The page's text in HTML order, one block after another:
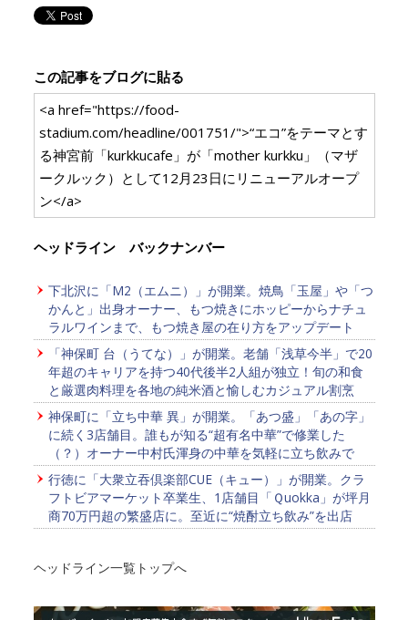
この記事をブログに貼る
<a href="https://food-
stadium.com/headline/001751/">“エコ”をテーマとす
る神宮前「kurkkucafe」が「mother kurkku」（マザ
ークルック）として12月23日にリニューアルオープ
ン</a>
ヘッドライン バックナンバー
下北沢に「M2（エムニ）」が開業。焼鳥「玉屋」や「つ
かんと」出身オーナー、もつ焼きにホッピーからナチュ
ラルワインまで、もつ焼き屋の在り方をアップデート
「神保町 台（うてな）」が開業。老舗「浅草今半」で20
年超のキャリアを持つ40代後半2人組が独立！旬の和食
と厳選肉料理を各地の純米酒と愉しむカジュアル割烹
神保町に「立ち中華 異」が開業。「あつ盛」「あの字」
に続く3店舗目。誰もが知る“超有名中華”で修業した
（？）オーナー中村氏渾身の中華を気軽に立ち飲みで
行徳に「大衆立吞倶楽部CUE（キュー）」が開業。クラ
フトビアマーケット卒業生、1店舗目「Ｑuokka」が坪月
商70万円超の繁盛店に。至近に“焼酎立ち飲み”を出店
ヘッドライン一覧トップへ